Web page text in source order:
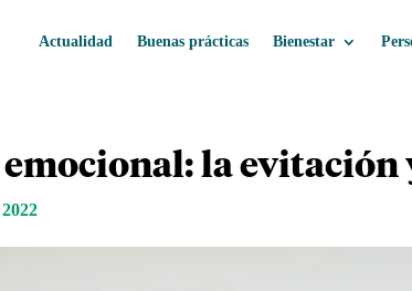
Actualidad Buenas prácticas Bienestar
la evitación